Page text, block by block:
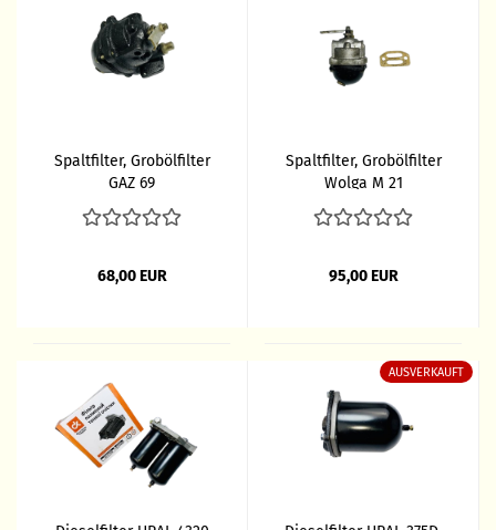
Spaltfilter, Grobölfilter
GAZ 69
68,00 EUR
Spaltfilter, Grobölfilter
Wolga M 21
95,00 EUR
AUSVERKAUFT